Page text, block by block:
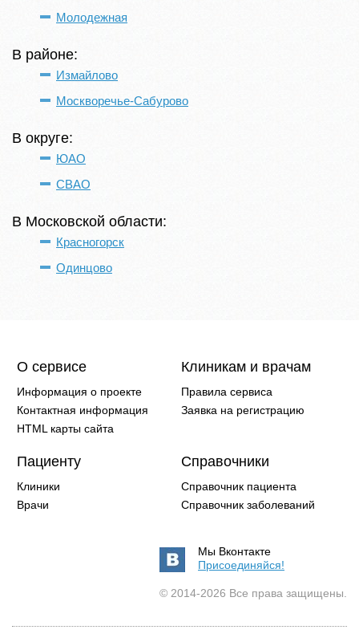
Молодежная
В районе:
Измайлово
Москворечье-Сабурово
В округе:
ЮАО
СВАО
В Московской области:
Красногорск
Одинцово
О сервисе
Информация о проекте
Контактная информация
HTML карты сайта
Клиникам и врачам
Правила сервиса
Заявка на регистрацию
Пациенту
Клиники
Врачи
Справочники
Справочник пациента
Справочник заболеваний
Мы Вконтакте
Присоединяйся!
© 2014-2026 Все права защищены.